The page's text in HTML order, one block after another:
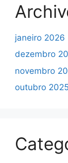
janeiro 2026
dezembro
novembro
outubro